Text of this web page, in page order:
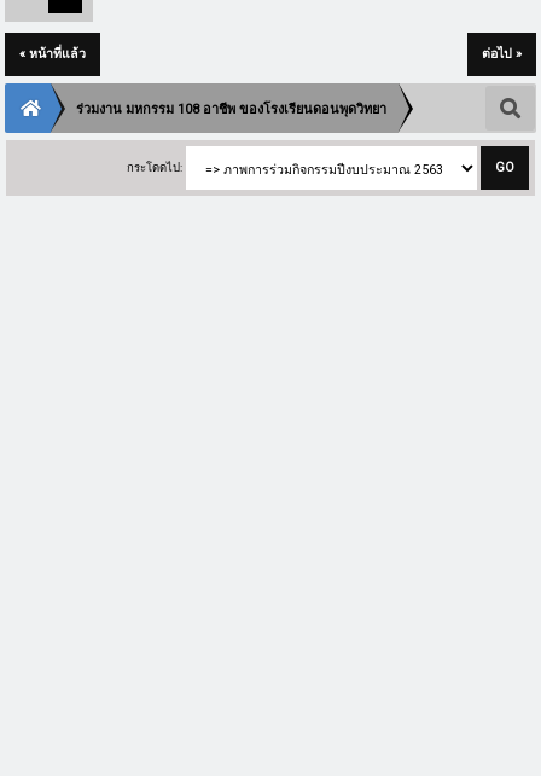
« หน้าที่แล้ว ต่อไป »
ร่วมงาน มหกรรม 108 อาชีพ ของโรงเรียนดอนพุดวิทยา
กระโดดไป: